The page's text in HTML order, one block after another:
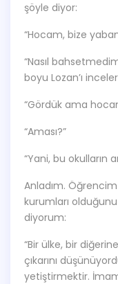
şöyle diyor:
“Hocam, bize
“Nasıl
boyu Lozan’ı
“Gördük ama
“Aması?”
“Yani, bu okulların
Anladım.
kurumları
diyorum:
“Bir ülke, bir
çıkarını
yetiştirmektir.